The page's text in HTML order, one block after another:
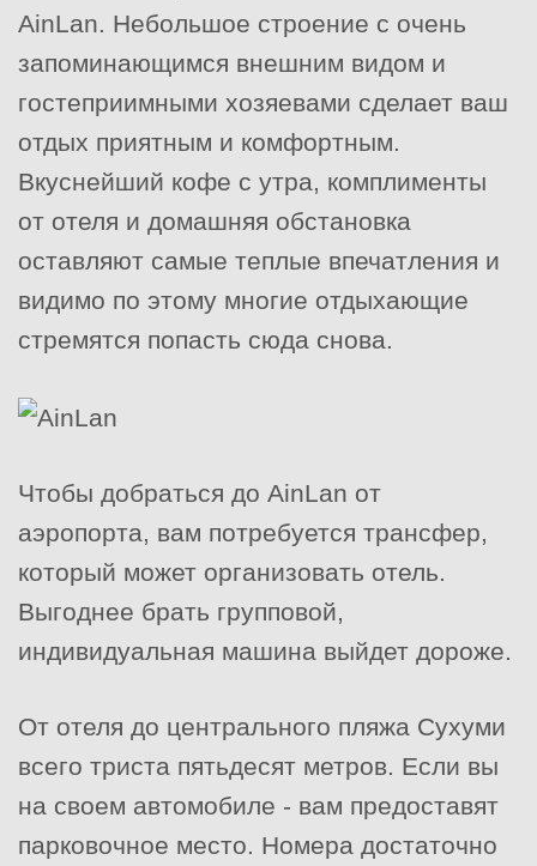
AinLan. Небольшое строение с очень
запоминающимся внешним видом и
гостеприимными хозяевами сделает ваш
отдых приятным и комфортным.
Вкуснейший кофе с утра, комплименты
от отеля и домашняя обстановка
оставляют самые теплые впечатления и
видимо по этому многие отдыхающие
стремятся попасть сюда снова.
Чтобы добраться до AinLan от
аэропорта, вам потребуется трансфер,
который может организовать отель.
Выгоднее брать групповой,
индивидуальная машина выйдет дороже.
От отеля до центрального пляжа Сухуми
всего триста пятьдесят метров. Если вы
на своем автомобиле - вам предоставят
парковочное место. Номера достаточно